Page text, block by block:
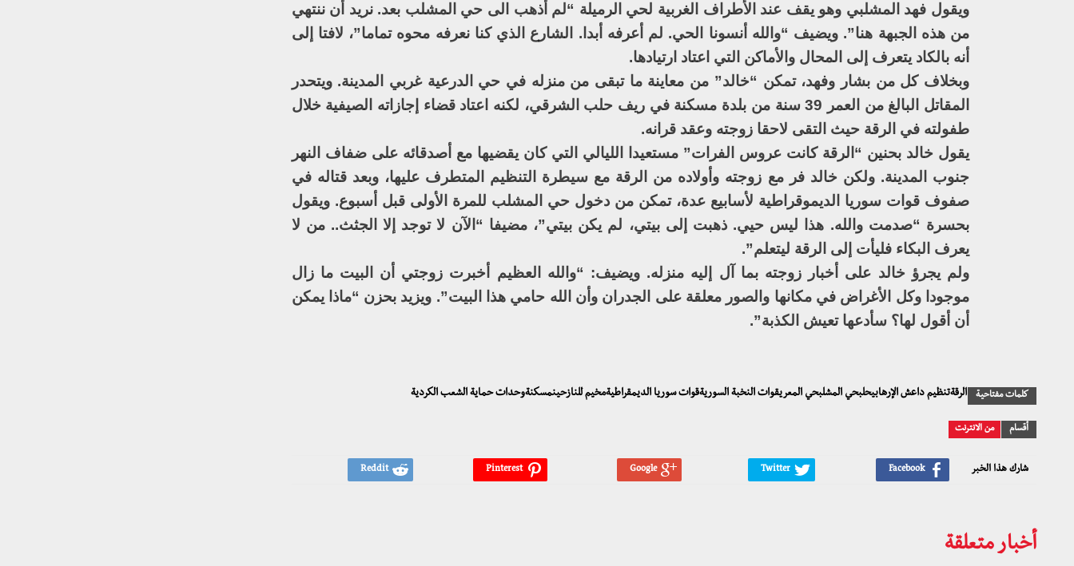
ويقول فهد المشلبي وهو يقف عند الأطراف الغربية لحي الرميلة “لم أذهب الى حي المشلب بعد. نريد أن ننتهي
من هذه الجبهة هنا”. ويضيف “والله أنسونا الحي. لم أعرفه أبدا. الشارع الذي كنا نعرفه محوه تماما”، لافتا إلى
أنه بالكاد يتعرف إلى المحال والأماكن التي اعتاد ارتيادها.
وبخلاف كل من بشار وفهد، تمكن “خالد” من معاينة ما تبقى من منزله في حي الدرعية غربي المدينة. ويتحدر
المقاتل البالغ من العمر 39 سنة من بلدة مسكنة في ريف حلب الشرقي، لكنه اعتاد قضاء إجازاته الصيفية خلال
طفولته في الرقة حيث التقى لاحقا زوجته وعقد قرانه.
يقول خالد بحنين “الرقة كانت عروس الفرات” مستعيدا الليالي التي كان يقضيها مع أصدقائه على ضفاف النهر
جنوب المدينة. ولكن خالد فر مع زوجته وأولاده من الرقة مع سيطرة التنظيم المتطرف عليها، وبعد قتاله في
صفوف قوات سوريا الديموقراطية لأسابيع عدة، تمكن من دخول حي المشلب للمرة الأولى قبل أسبوع. ويقول
بحسرة “صدمت والله. هذا ليس حيي. ذهبت إلى بيتي، لم يكن بيتي”، مضيفا “الآن لا توجد إلا الجثث.. من لا
يعرف البكاء فليأت إلى الرقة ليتعلم”.
ولم يجرؤ خالد على أخبار زوجته بما آل إليه منزله. ويضيف: “والله العظيم أخبرت زوجتي أن البيت ما زال
موجودا وكل الأغراض في مكانها والصور معلقة على الجدران وأن الله حامي هذا البيت”. ويزيد بحزن “ماذا يمكن
أن أقول لها؟ سأدعها تعيش الكذبة”.
كلمات مفتاحية الرقةتنظيم داعش الإرهابيحلبحي المشلبحي المعريقوات النخبة السوريةقوات سوريا الديمقراطيةمخيم للنازحينمسكنةوحدات حماية الشعب الكردية
أقسام من الانترنت
شارك هذا الخبر
أخبار متعلقة